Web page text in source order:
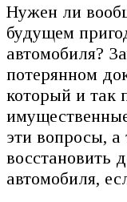
Нужен ли
будущем
автомобиля?
потерянном
который и так
эти вопросы, а
восстановить
автомобиля,